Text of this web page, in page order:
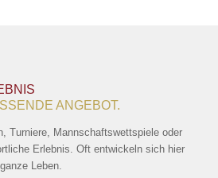
ANGEBOT.
Turniere, Mannschaftswettspiele oder
Erlebnis. Oft entwickeln sich hier
Leben.